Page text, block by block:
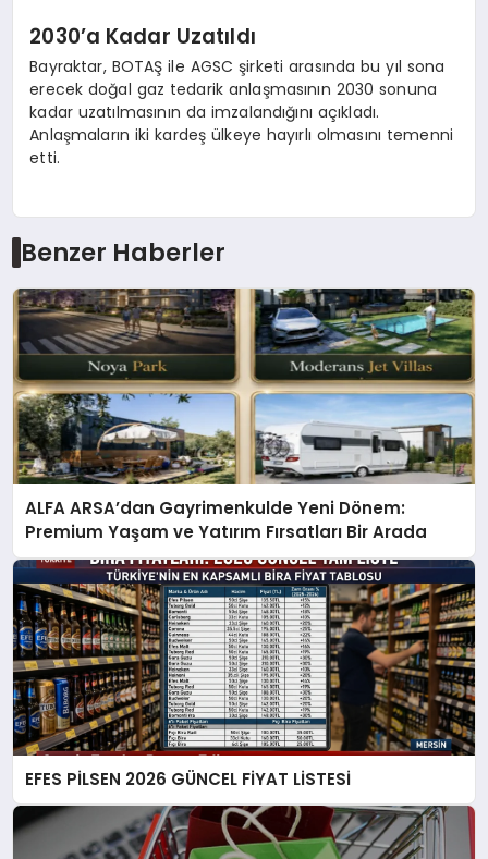
2030’a Kadar Uzatıldı
Bayraktar, BOTAŞ ile AGSC şirketi arasında bu yıl sona
erecek doğal gaz tedarik anlaşmasının 2030 sonuna
kadar uzatılmasının da imzalandığını açıkladı.
Anlaşmaların iki kardeş ülkeye hayırlı olmasını temenni
etti.
Benzer Haberler
ALFA ARSA’dan Gayrimenkulde Yeni Dönem:
Premium Yaşam ve Yatırım Fırsatları Bir Arada
EFES PİLSEN 2026 GÜNCEL FİYAT LİSTESİ